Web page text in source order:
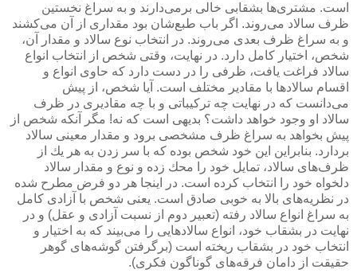
است. مشتری‌ها بشقابی خالی برمی‌دارند و به سراغ نخستین
ظرف سالاد می‌روند. اگر باب طبع‌شان بود مقداری از آن می‌كشند
و به سراغ ظرف بعدی می‌روند. در انتخاب نوع سالاد و مقدار آن،
شخص، اختیار كامل دارد. در نهایت، وقتی شخص از انتخاب انواع
سالاد فراغت یافت، ظرفی را در دست دارد كه حاوی انواع و
اقسام سالادها با مقادیر مختلف است. آیا شخص، از پیش
می‌دانست كه در نهایت چه تركیباتی و با چه مقادیری در ظرف
سالاد او وجود خواهد داشت؟ بدیهی است كه نه! مگر آنكه شخص از
پیش بخواهد به سراغ ظرف مشخصی برود و مقدار معینی سالاد
بردارد. بنابراین این خود شخص بوده كه با سر زدن به هر یك از
ظرف‌های سالاد، تمایل خود را محك زده و نوع و مقدار سالاد
دلخواه خود را انتخاب كرده است. در اینجا هر دو فرض مطرح شده
در نظریه‌های بالا به خوبی صادق است. یعنی شخص با آزادی كامل
به سراغ انواع سالاد رفته (تعبیر دوم از نسبت آزادی و عقل) و در
نهایت در بشقاب خود، انواع سالادهایی را می‌بیند كه به اختیار و
انتخاب خود در بشقاب ریخته است (برگرفتن گوشه‌های گوهر
حقیقت از دامان فرقه‌های گوناگون فكری).